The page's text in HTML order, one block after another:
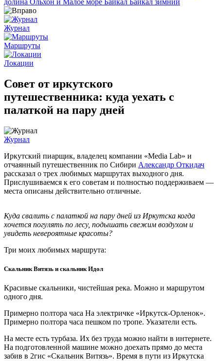
долина Ольхон и Малое море Байкал Байкал зимний
Журнал
Маршруты
Локации
Совет от иркутского
путешественника: куда уехать с
палаткой на пару дней
Журнал
Иркутский пиарщик, владелец компании «Media Lab» и
отчаянный путешественник по Сибири Александр Откидач
рассказал о трех любимых маршрутах выходного дня.
Прислушиваемся к его советам и полностью поддерживаем —
места описаны действительно отличные.
Куда свалить с палаткой на пару дней из Иркутска когда
хочется погулять по лесу, подышать свежим воздухом и
увидеть невероятные красоты?
Три моих любимых маршрута:
Скальник Витязь и скальник Идол
Красивые скальники, чистейшая река. Можно и маршрутом
одного дня.
Примерно полтора часа На электричке «Иркутск-Орленок».
Примерно полтора часа пешком по тропе. Указатели есть.
На месте есть турбаза. Их без труда можно найти в интернете.
На подготовленной машине можно доехать прямо до места
забив в 2гис «Скальник Витязь». Время в пути из Иркутска